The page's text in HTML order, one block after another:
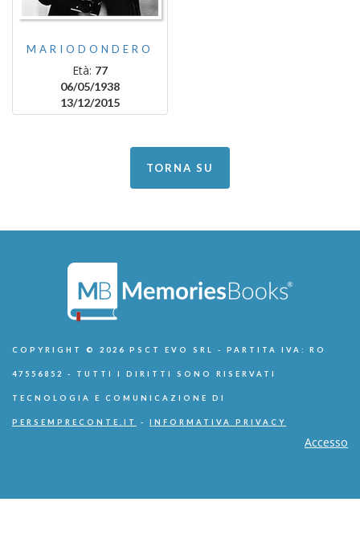
MARIODONDERO
Età: 77
06/05/1938
13/12/2015
TORNA SU
COPYRIGHT © 2026 PSCT EVO SRL - PARTITA IVA: RO
47556852 - TUTTI I DIRITTI SONO RISERVATI
TECNOLOGIA E COMUNICAZIONE DI
PERSEMPRECONTE.IT - INFORMATIVA PRIVACY
Accesso